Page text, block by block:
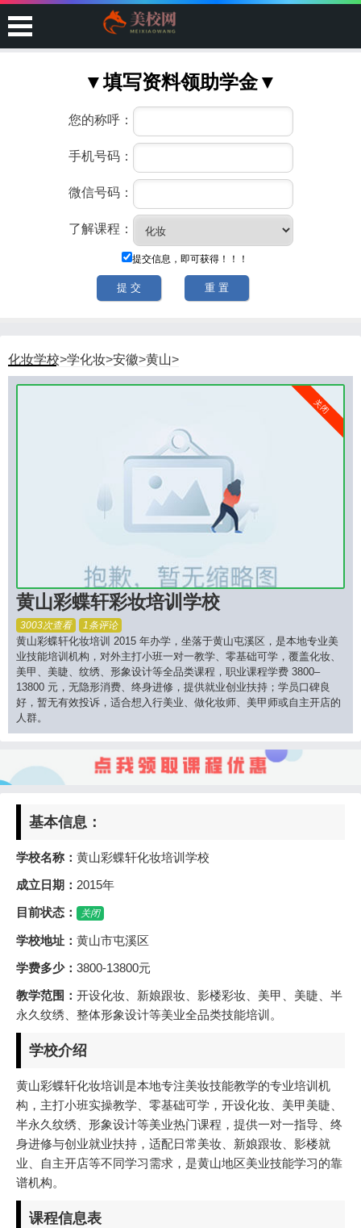
化妆学校>学化妆>安徽>黄山>
关闭
黄山彩蝶轩彩妆培训学校
3003次查看 1条评论
黄山彩蝶轩化妆培训 2015 年办学，坐落于黄山屯溪区，是本地专业美
业技能培训机构，对外主打小班一对一教学、零基础可学，覆盖化妆、
美甲、美睫、纹绣、形象设计等全品类课程，职业课程学费 3800–
13800 元，无隐形消费、终身进修，提供就业创业扶持；学员口碑良
好，暂无有效投诉，适合想入行美业、做化妆师、美甲师或自主开店的
人群。
基本信息：
学校名称： 黄山彩蝶轩化妆培训学校
成立日期： 2015年
目前状态：
关闭
学校地址： 黄山市屯溪区
学费多少： 3800-13800元
教学范围： 开设化妆、新娘跟妆、影楼彩妆、美甲、美睫、半
永久纹绣、整体形象设计等美业全品类技能培训。
学校介绍
黄山彩蝶轩化妆培训是本地专注美妆技能教学的专业培训机
构，主打小班实操教学、零基础可学，开设化妆、美甲美睫、
半永久纹绣、形象设计等美业热门课程，提供一对一指导、终
身进修与创业就业扶持，适配日常美妆、新娘跟妆、影楼就
业、自主开店等不同学习需求，是黄山地区美业技能学习的靠
谱机构。
课程信息表